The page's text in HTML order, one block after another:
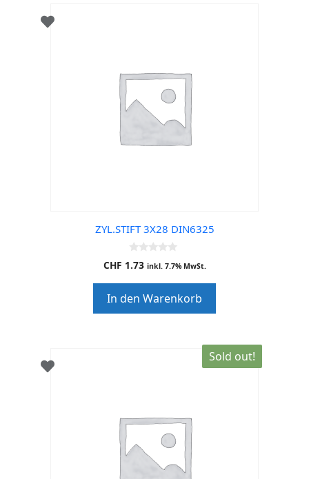
ZYL.STIFT 3X28 DIN6325
0
o
o
f
5
CHF 1.73 inkl. 7.7% MwSt.
In den Warenkorb
Sold out!